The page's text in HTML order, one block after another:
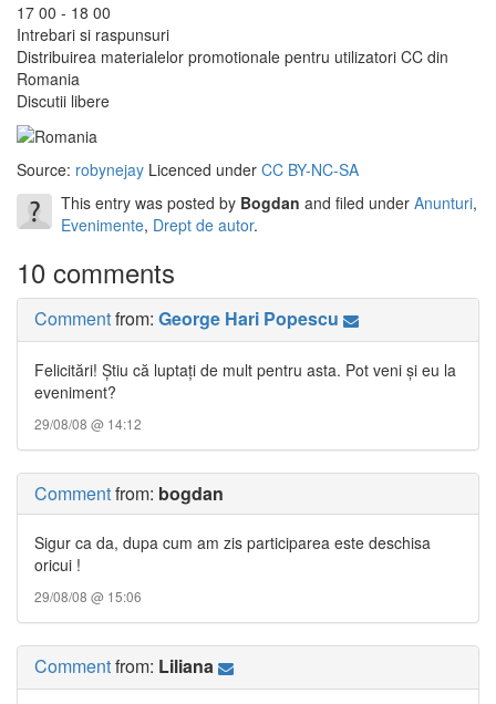
17 00 - 18 00
Intrebari si raspunsuri
Distribuirea materialelor promotionale pentru utilizatori CC din
Romania
Discutii libere
Source: robynejay Licenced under CC BY-NC-SA
This entry was posted by Bogdan and filed under Anunturi,
Evenimente, Drept de autor.
10 comments
Commentfrom: George Hari Popescu
Felicitări! Ştiu că luptaţi de mult pentru asta. Pot veni şi eu la
eveniment?
29/08/08 @ 14:12
Commentfrom: bogdan
Sigur ca da, dupa cum am zis participarea este deschisa
oricui !
29/08/08 @ 15:06
Commentfrom: Liliana